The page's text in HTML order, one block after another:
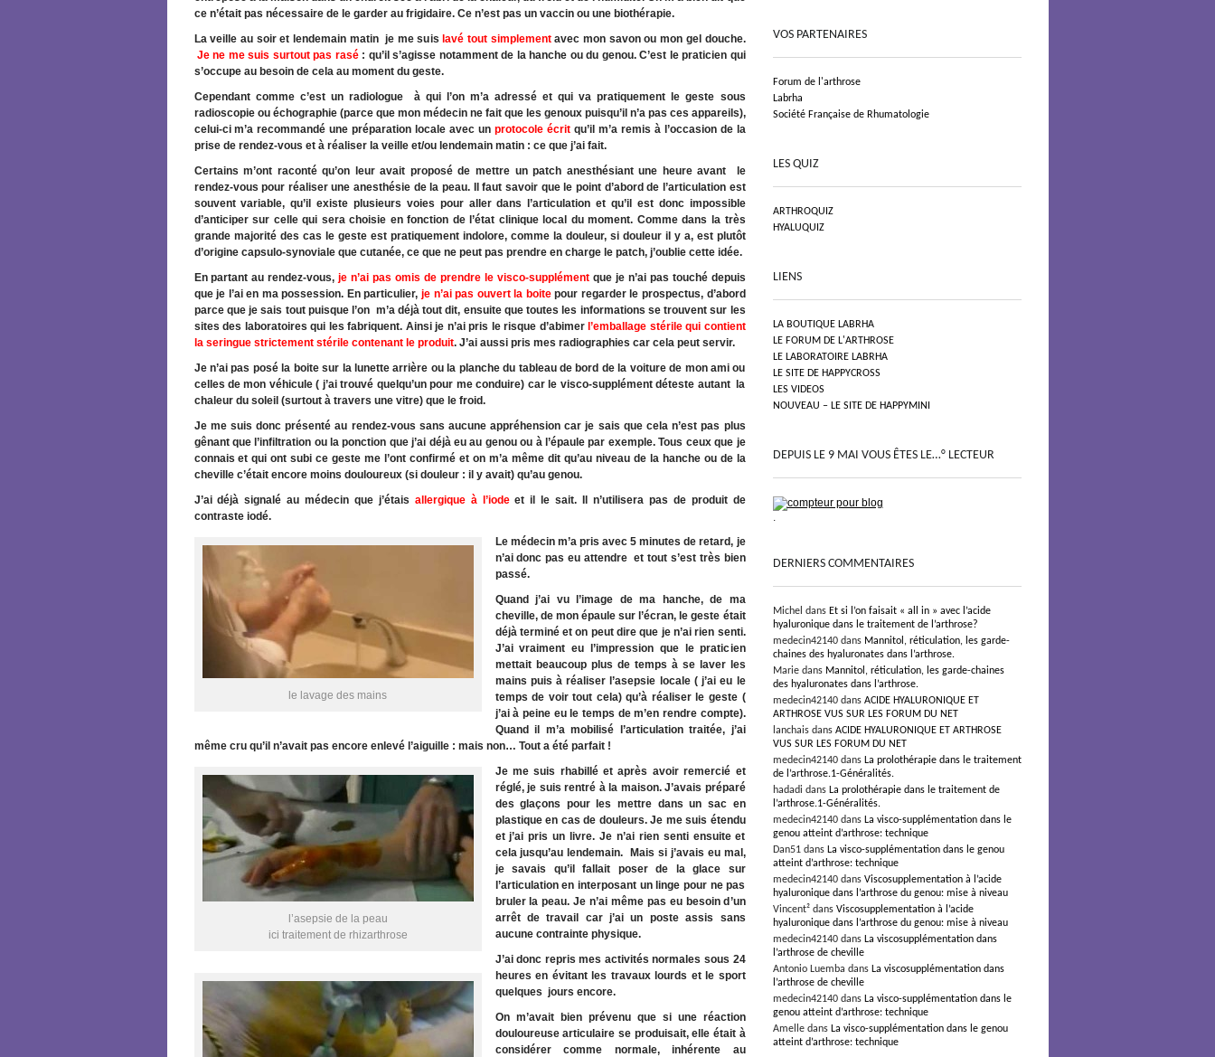
ce n’était pas nécessaire de le garder au frigidaire. Ce n’est pas un vaccin ou une biothérapie.
La veille au soir et lendemain matin je me suis lavé tout simplementavec mon savon ou mon gel douche.
Je ne me suis surtout pas rasé: qu’il s’agisse notamment de la hanche ou du genou. C’est le praticien qui
s’occupe au besoin de cela au moment du geste.
Cependant comme c’est un radiologue à qui l’on m’a adressé et qui va pratiquement le geste sous
radioscopie ou échographie (parce que mon médecin ne fait que les genoux puisqu’il n’a pas ces appareils),
celui-ci m’a recommandé une préparation locale avec un protocole écritqu’il m’a remis à l’occasion de la
prise de rendez-vous et à réaliser la veille et/ou lendemain matin : ce que j’ai fait.
Certains m’ont raconté qu’on leur avait proposé de mettre un patch anesthésiant une heure avant le
rendez-vous pour réaliser une anesthésie de la peau. Il faut savoir que le point d’abord de l’articulation est
souvent variable, qu’il existe plusieurs voies pour aller dans l’articulation et qu’il est donc impossible
d’anticiper sur celle qui sera choisie en fonction de l’état clinique local du moment. Comme dans la très
grande majorité des cas le geste est pratiquement indolore, comme la douleur, si douleur il y a, est plutôt
d’origine capsulo-synoviale que cutanée, ce que ne peut pas prendre en charge le patch, j’oublie cette idée.
En partant au rendez-vous, je n’ai pas omis de prendre le visco-supplémentque je n’ai pas touché depuis
que je l’ai en ma possession. En particulier, je n’ai pas ouvert la boitepour regarder le prospectus, d’abord
parce que je sais tout puisque l’on m’a déjà tout dit, ensuite que toutes les informations se trouvent sur les
sites des laboratoires qui les fabriquent. Ainsi je n’ai pris le risque d’abimer l’emballage stérile qui contient
la seringue strictement stérile contenant le produit. J’ai aussi pris mes radiographies car cela peut servir.
Je n’ai pas posé la boite sur la lunette arrière ou la planche du tableau de bord de la voiture de mon ami ou
celles de mon véhicule ( j’ai trouvé quelqu’un pour me conduire) car le visco-supplément déteste autant la
chaleur du soleil (surtout à travers une vitre) que le froid.
Je me suis donc présenté au rendez-vous sans aucune appréhension car je sais que cela n’est pas plus
gênant que l’infiltration ou la ponction que j’ai déjà eu au genou ou à l’épaule par exemple. Tous ceux que je
connais et qui ont subi ce geste me l’ont confirmé et on m’a même dit qu’au niveau de la hanche ou de la
cheville c’était encore moins douloureux (si douleur : il y avait) qu’au genou.
J’ai déjà signalé au médecin que j’étais allergique à l’iodeet il le sait. Il n’utilisera pas de produit de
contraste iodé.
le lavage des mains
Le médecin m’a pris avec 5 minutes de retard, je
n’ai donc pas eu attendre et tout s’est très bien
passé.
Quand j’ai vu l’image de ma hanche, de ma
cheville, de mon épaule sur l’écran, le geste était
déjà terminé et on peut dire que je n’ai rien senti.
J’ai vraiment eu l’impression que le praticien
mettait beaucoup plus de temps à se laver les
mains puis à réaliser l’asepsie locale ( j’ai eu le
temps de voir tout cela) qu’à réaliser le geste (
j’ai à peine eu le temps de m’en rendre compte).
Quand il m’a mobilisé l’articulation traitée, j’ai
même cru qu’il n’avait pas encore enlevé l’aiguille : mais non… Tout a été parfait !
l’asepsie de la peau
ici traitement de rhizarthrose
Je me suis rhabillé et après avoir remercié et
réglé, je suis rentré à la maison. J’avais préparé
des glaçons pour les mettre dans un sac en
plastique en cas de douleurs. Je me suis étendu
et j’ai pris un livre. Je n’ai rien senti ensuite et
cela jusqu’au lendemain. Mais si j’avais eu mal,
je savais qu’il fallait poser de la glace sur
l’articulation en interposant un linge pour ne pas
bruler la peau. Je n’ai même pas eu besoin d’un
arrêt de travail car j’ai un poste assis sans
aucune contrainte physique.
J’ai donc repris mes activités normales sous 24
heures en évitant les travaux lourds et le sport
quelques jours encore.
On m’avait bien prévenu que si une réaction
douloureuse articulaire se produisait, elle était à
considérer comme normale, inhérente au
VOS PARTENAIRES
Forum de l'arthrose
Labrha
Société Française de Rhumatologie
LES QUIZ
ARTHROQUIZ
HYALUQUIZ
LIENS
LA BOUTIQUE LABRHA
LE FORUM DE L'ARTHROSE
LE LABORATOIRE LABRHA
LE SITE DE HAPPYCROSS
LES VIDEOS
NOUVEAU – LE SITE DE HAPPYMINI
DEPUIS LE 9 MAI VOUS ÊTES LE…° LECTEUR
.
DERNIERS COMMENTAIRES
Michel dans Et si l’on faisait « all in » avec l’acide
hyaluronique dans le traitement de l’arthrose?
medecin42140 dans Mannitol, réticulation, les garde-
chaines des hyaluronates dans l’arthrose.
Marie dans Mannitol, réticulation, les garde-chaines
des hyaluronates dans l’arthrose.
medecin42140 dans ACIDE HYALURONIQUE ET
ARTHROSE VUS SUR LES FORUM DU NET
lanchais dans ACIDE HYALURONIQUE ET ARTHROSE
VUS SUR LES FORUM DU NET
medecin42140 dans La prolothérapie dans le traitement
de l’arthrose.1-Généralités.
hadadi dans La prolothérapie dans le traitement de
l’arthrose.1-Généralités.
medecin42140 dans La visco-supplémentation dans le
genou atteint d’arthrose: technique
Dan51 dans La visco-supplémentation dans le genou
atteint d’arthrose: technique
medecin42140 dans Viscosupplementation à l’acide
hyaluronique dans l’arthrose du genou: mise à niveau
Vincent² dans Viscosupplementation à l’acide
hyaluronique dans l’arthrose du genou: mise à niveau
medecin42140 dans La viscosupplémentation dans
l’arthrose de cheville
Antonio Luemba dans La viscosupplémentation dans
l’arthrose de cheville
medecin42140 dans La visco-supplémentation dans le
genou atteint d’arthrose: technique
Amelle dans La visco-supplémentation dans le genou
atteint d’arthrose: technique